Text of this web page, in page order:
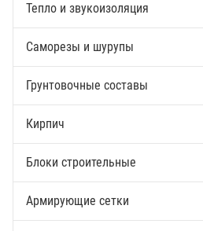
Тепло и звукоизоляция
Саморезы и шурупы
Грунтовочные составы
Кирпич
Блоки строительные
Армирующие сетки